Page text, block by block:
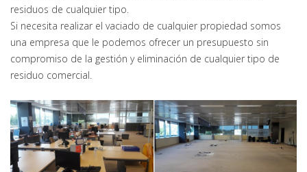
residuos de cualquier tipo.
Si necesita realizar el vaciado de cualquier propiedad somos
una empresa que le podemos ofrecer un presupuesto sin
compromiso de la gestión y eliminación de cualquier tipo de
residuo comercial.